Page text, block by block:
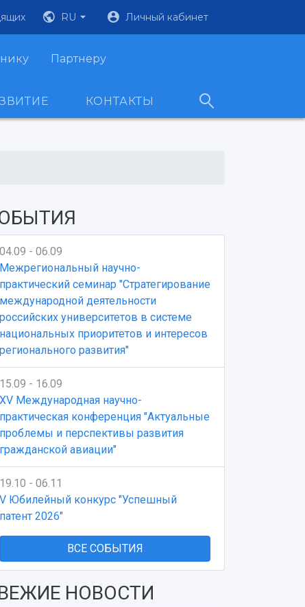
RU Личный кабинет
Партнеру
КОНТАКТЫ
04.09 - 06.09
Межрегиональный научно-
практический семинар "Стратегирование
международной деятельности
российских университетов в системе
национальных приоритетов и интересов
регионального развития"
15.09 - 16.09
XV Международная научно-
практическая конференция "Актуальные
проблемы и перспективы развития
гражданской авиации"
19.10 - 06.11
V Юбилейный конкурс "Успешный
патент 2026"
ВСЕ СОБЫТИЯ
НОВОСТИ